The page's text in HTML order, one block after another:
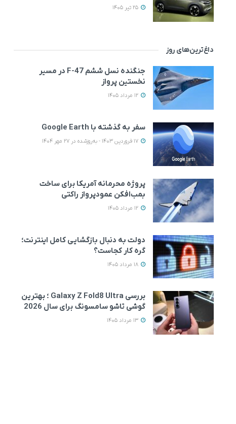
داغ‌ترین‌های روز
جنگنده نسل ششم F-47 در مسیر
نخستین پرواز
سفر به گذشته با Google Earth
پروژه محرمانه آمریکا برای ساخت
بمب‌افکن عمودپرواز راکتی
دولت به دنبال بازگشایی کامل اینترنت؛
گره کار کجاست؟
بررسی Galaxy Z Fold8 Ultra ؛ بهترین
گوشی تاشو سامسونگ برای سال 2026